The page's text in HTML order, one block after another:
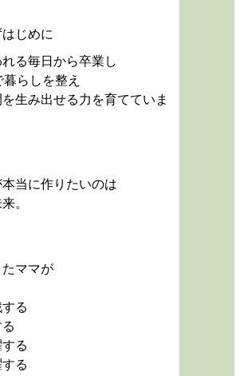
はじめに
る毎日から卒業し
らしを整え
生み出せる力を育てていま
当に作りたいのは
。
ママが
る
る
る